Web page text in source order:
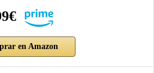
en Amazon